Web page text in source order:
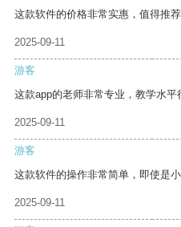
这款软件的价格非常实惠，值得推荐
2025-09-11
游客
这款app的老师非常专业，教学水平
2025-09-11
游客
这款软件的操作非常简单，即使是小
2025-09-11